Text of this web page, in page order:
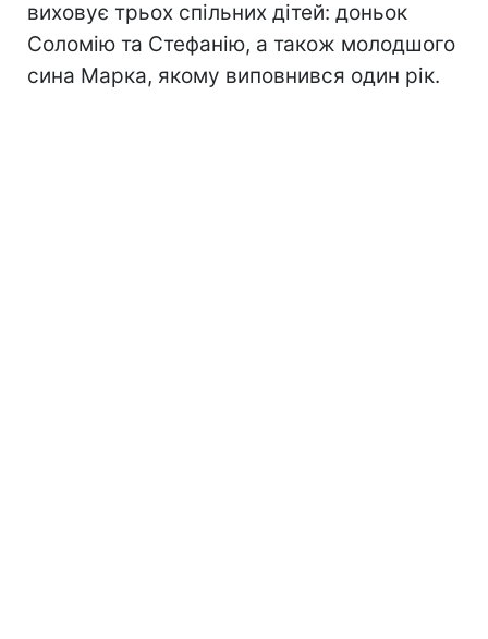
виховує трьох спільних дітей: доньок
Соломію та Стефанію, а також молодшого
сина Марка, якому виповнився один рік.